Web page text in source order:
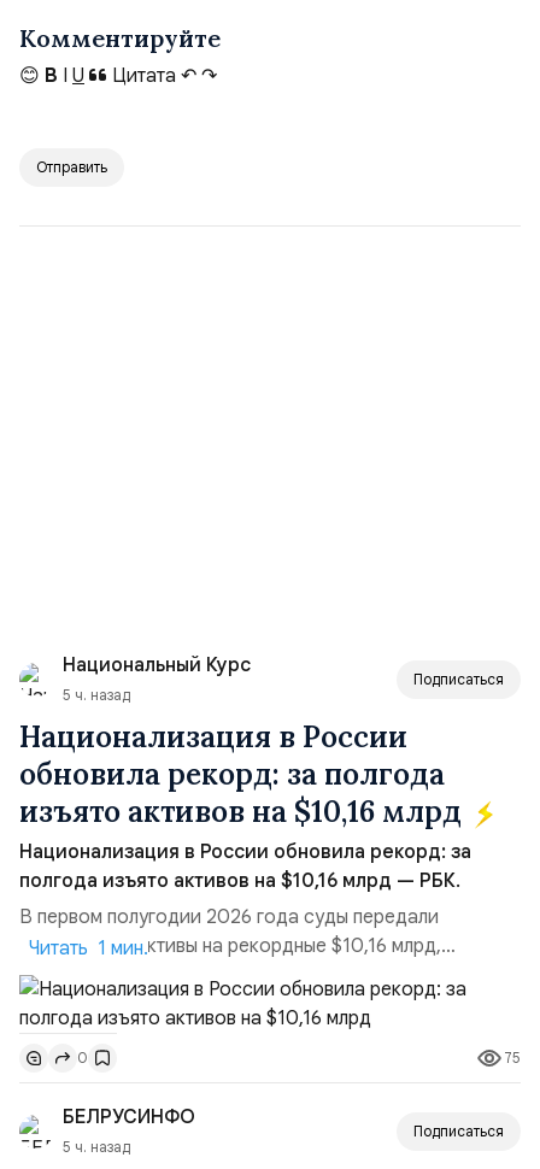
Комментируйте
😊 B I U Цитата ↶ ↷
Отправить
Национальный Курс
5 ч. назад
Подписаться
Национализация в России
обновила рекорд: за полгода
изъято активов на $10,16 млрд
Национализация в России обновила рекорд: за
полгода изъято активов на $10,16 млрд — РБК.
В первом полугодии 2026 года суды передали
государству активы на рекордные $10,16 млрд,
подсчитали аналитики AK&M. Это в 2,5 раза больше,
чем за аналогичный период 2025 года ($3,95 млрд).
Всего зафиксировано 15 национализационных
транзакций, которые обеспечили 42,2% денежного
объёма всего российского рынка слияний и
поглощений. Крупнейшей ...
Читать 1 мин.
0 75
БЕЛРУСИНФО
5 ч. назад
Подписаться